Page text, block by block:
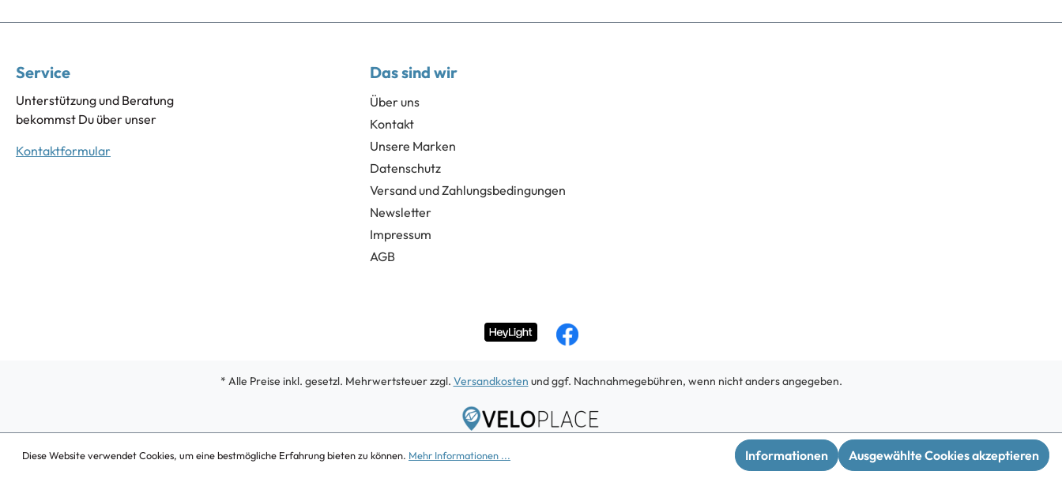
Service
Unterstützung und Beratung
bekommst Du über unser
Kontaktformular
Das sind wir
Über uns
Kontakt
Unsere Marken
Datenschutz
Versand und Zahlungsbedingungen
Newsletter
Impressum
AGB
* Alle Preise inkl. gesetzl. Mehrwertsteuer zzgl. Versandkosten und ggf. Nachnahmegebühren, wenn nicht anders angegeben.
Copyright 2026
Diese Website verwendet Cookies, um eine bestmögliche Erfahrung bieten zu können. Mehr Informationen ... Informationen Ausgewählte Cookies akzeptieren